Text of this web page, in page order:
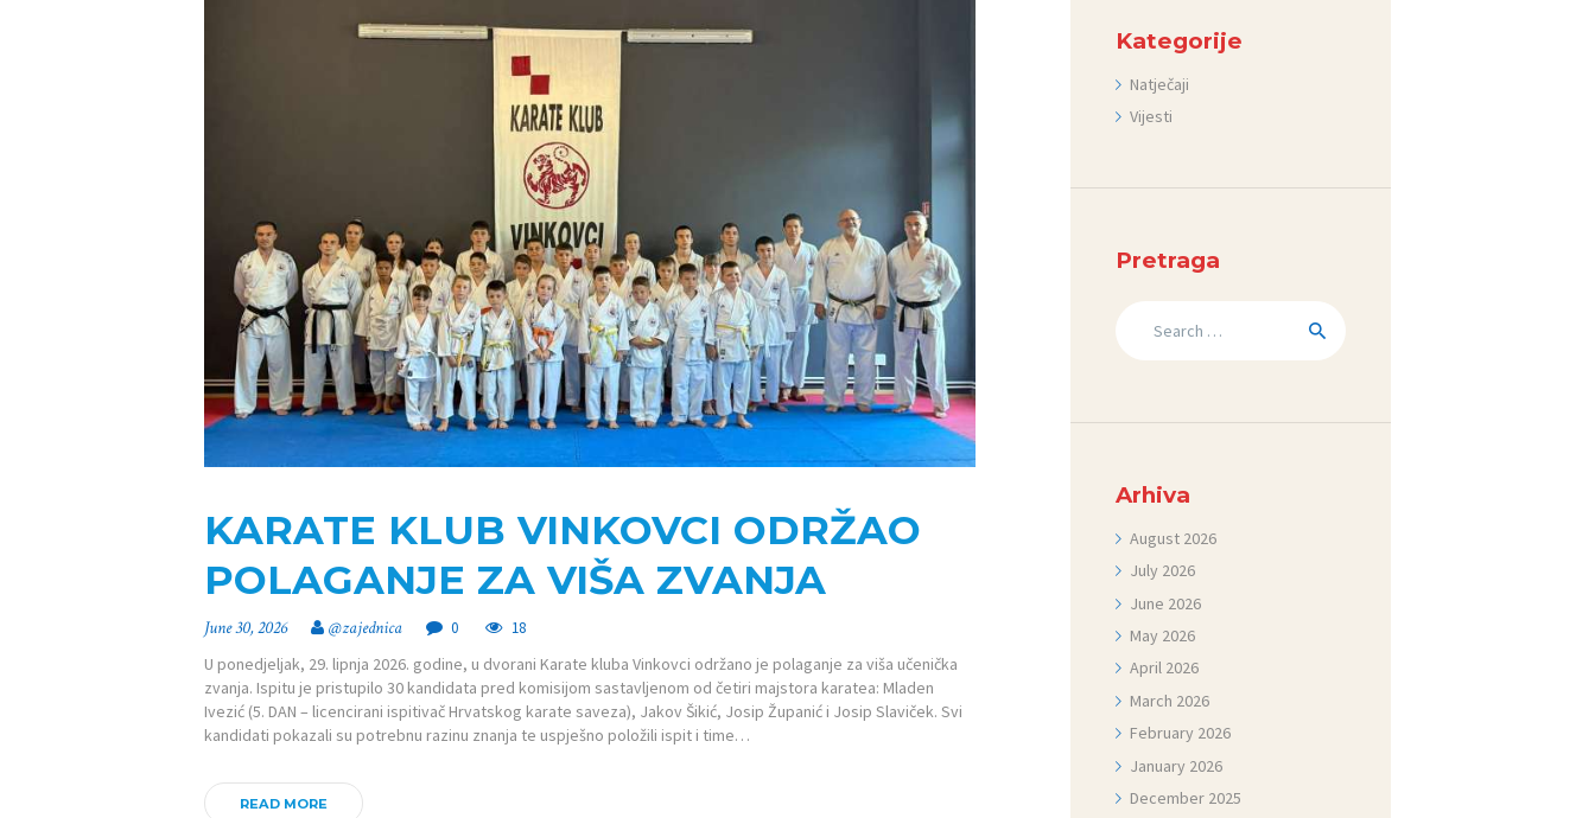
KARATE KLUB VINKOVCI ODRŽAO
POLAGANJE ZA VIŠA ZVANJA
June 30, 2026 @zajednica 0 18
U ponedjeljak, 29. lipnja 2026. godine, u dvorani Karate kluba Vinkovci održano je polaganje za viša učenička
zvanja. Ispitu je pristupilo 30 kandidata pred komisijom sastavljenom od četiri majstora karatea: Mladen
Ivezić (5. DAN – licencirani ispitivač Hrvatskog karate saveza), Jakov Šikić, Josip Županić i Josip Slaviček. Svi
kandidati pokazali su potrebnu razinu znanja te uspješno položili ispit i time…
READ MORE
Kategorije
Natječaji
Vijesti
Pretraga
Arhiva
August 2026
July 2026
June 2026
May 2026
April 2026
March 2026
February 2026
January 2026
December 2025